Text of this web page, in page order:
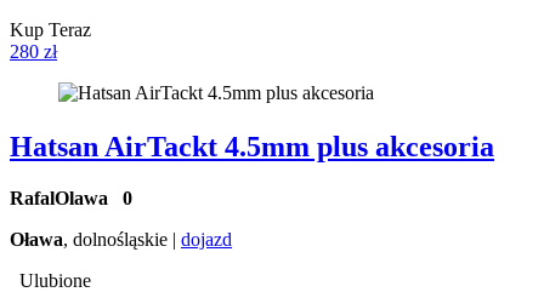
Kup Teraz
280 zł
Hatsan AirTackt 4.5mm plus akcesoria
RafalOlawa 0
Oława, dolnośląskie | dojazd
Ulubione